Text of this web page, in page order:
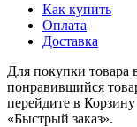
Как купить
Оплата
Доставка
Для покупки товара
понравившийся
перейдите в
«Быстрый заказ».